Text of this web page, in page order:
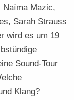
Naïma Mazic,
Sarah Strauss
wird es um 19
Sound-Tour
Klang?